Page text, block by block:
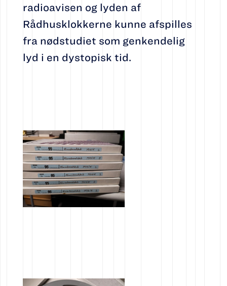
radioavisen og lyden af
Rådhusklokkerne kunne afspilles
fra nødstudiet som genkendelig
lyd i en dystopisk tid.